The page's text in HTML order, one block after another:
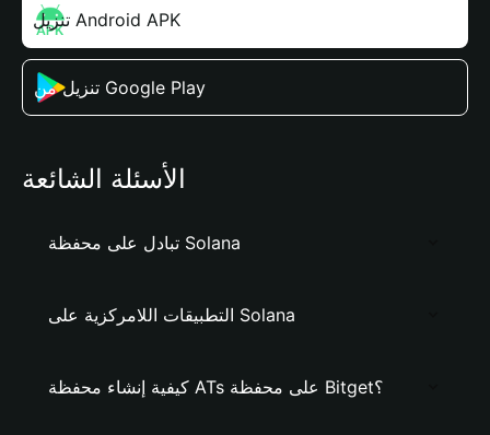
تنزيل Android APK
تنزيل من Google Play
الأسئلة الشائعة
تبادل على محفظة Solana
التطبيقات اللامركزية على Solana
كيفية إنشاء محفظة ATs على محفظة Bitget؟